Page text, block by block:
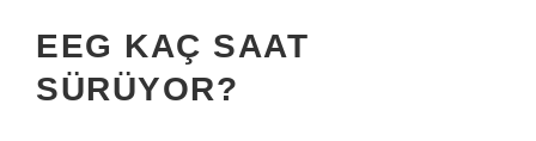
EEG KAÇ SAAT
SÜRÜYOR?